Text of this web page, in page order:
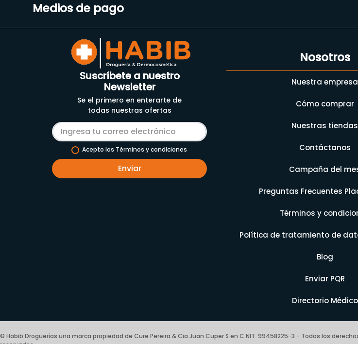
Medios de pago
Suscríbete a nuestro
Newsletter
Se el primero en enterarte de
todas nuestras ofertas
Acepto los Términos y condiciones
Enviar
Nosotros
Nuestra empresa
Cómo comprar
Nuestras tiendas
Contáctanos
Campaña del
Preguntas Frecuentes
Términos y
Política de tratamiento de
Blog
Enviar PQR
Directorio Médico
© Habib Droguerías una marca propiedad de Cure Pereira & Cia Juan Cuper S en C NIT: 99458225-3 - Todos los